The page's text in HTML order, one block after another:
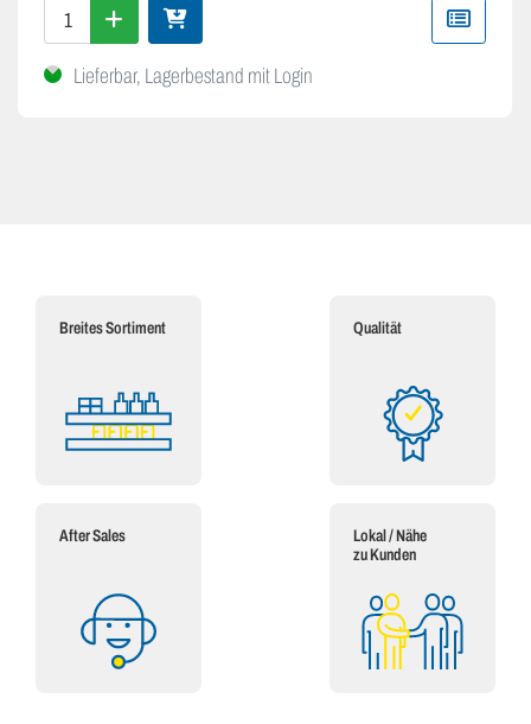
Lieferbar, Lagerbestand mit Login
Breites Sortiment Qualität
After Sales
Lokal / Nähe
zu Kunden